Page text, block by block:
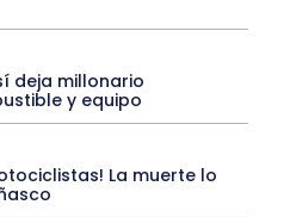
deja millonario
y equipo
La muerte lo